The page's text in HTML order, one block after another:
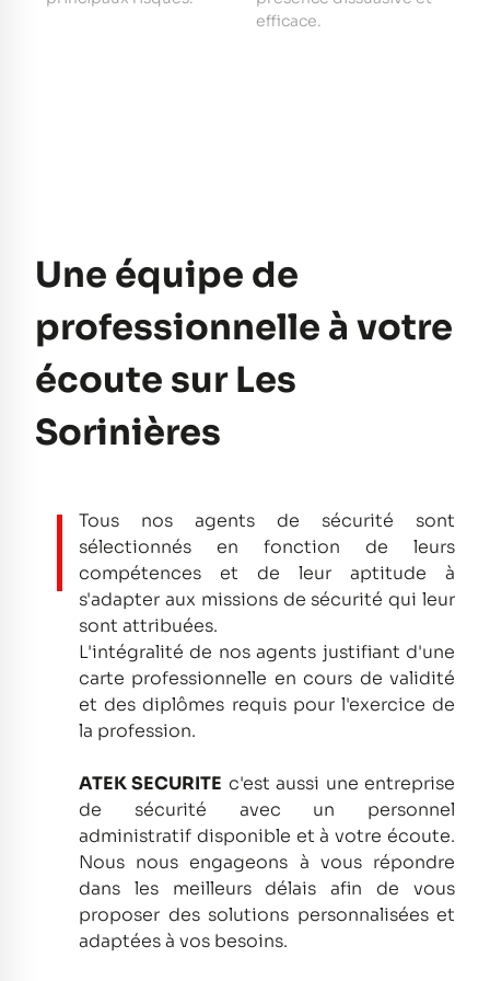
efficace.
Une équipe de
professionnelle à votre
écoute sur Les
Sorinières
Tous nos agents de sécurité sont
sélectionnés en fonction de leurs
compétences et de leur aptitude à
s'adapter aux missions de sécurité qui leur
sont attribuées.
L'intégralité de nos agents justifiant d'une
carte professionnelle en cours de validité
et des diplômes requis pour l'exercice de
la profession.
ATEK SECURITE c'est aussi une entreprise
de sécurité avec un personnel
administratif disponible et à votre écoute.
Nous nous engageons à vous répondre
dans les meilleurs délais afin de vous
proposer des solutions personnalisées et
adaptées à vos besoins.